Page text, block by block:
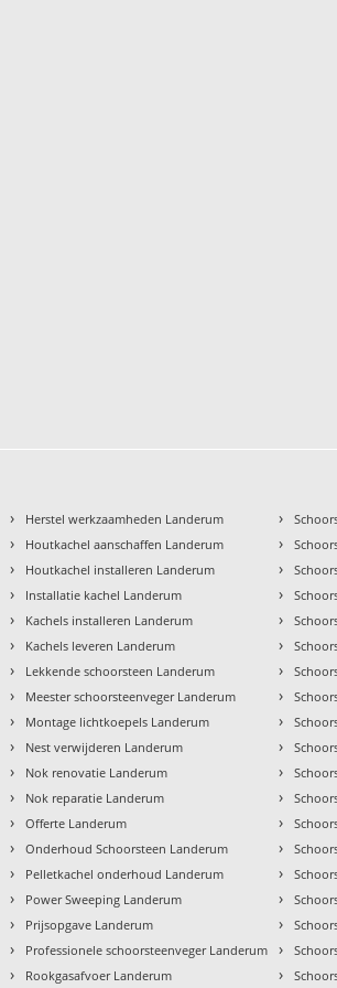
› Herstel werkzaamheden Landerum
› Houtkachel aanschaffen Landerum
› Houtkachel installeren Landerum
› Installatie kachel Landerum
› Kachels installeren Landerum
› Kachels leveren Landerum
› Lekkende schoorsteen Landerum
› Meester schoorsteenveger Landerum
› Montage lichtkoepels Landerum
› Nest verwijderen Landerum
› Nok renovatie Landerum
› Nok reparatie Landerum
› Offerte Landerum
› Onderhoud Schoorsteen Landerum
› Pelletkachel onderhoud Landerum
› Power Sweeping Landerum
› Prijsopgave Landerum
› Professionele schoorsteenveger Landerum
› Rookgasafvoer Landerum
›
›
›
›
›
›
›
›
›
›
›
›
›
›
›
›
›
›
›